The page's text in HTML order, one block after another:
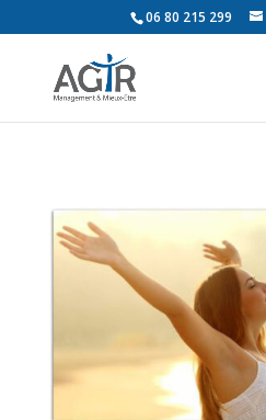
06 80 215 299